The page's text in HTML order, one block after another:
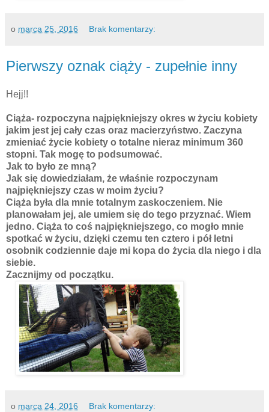
o marca 25, 2016 Brak komentarzy:
Pierwszy oznak ciąży - zupełnie inny
Hejj!!
Ciąża- rozpoczyna najpiękniejszy okres w życiu kobiety
jakim jest jej cały czas oraz macierzyństwo. Zaczyna
zmieniać życie kobiety o totalne nieraz minimum 360
stopni. Tak mogę to podsumować.
Jak to było ze mną?
Jak się dowiedziałam, że właśnie rozpoczynam
najpiękniejszy czas w moim życiu?
Ciąża była dla mnie totalnym zaskoczeniem. Nie
planowałam jej, ale umiem się do tego przyznać. Wiem
jedno. Ciąża to coś najpiękniejszego, co mogło mnie
spotkać w życiu, dzięki czemu ten cztero i pół letni
osobnik codziennie daje mi kopa do życia dla niego i dla
siebie.
Zacznijmy od początku.
o marca 24, 2016 Brak komentarzy: